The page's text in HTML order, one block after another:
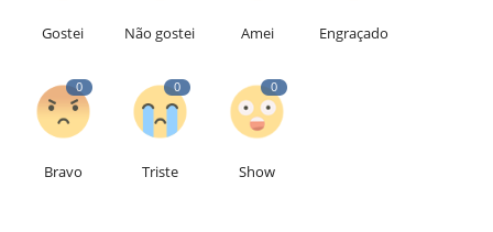
Gostei Não gostei Amei Engraçado
0
Bravo
0
Triste
0
Show